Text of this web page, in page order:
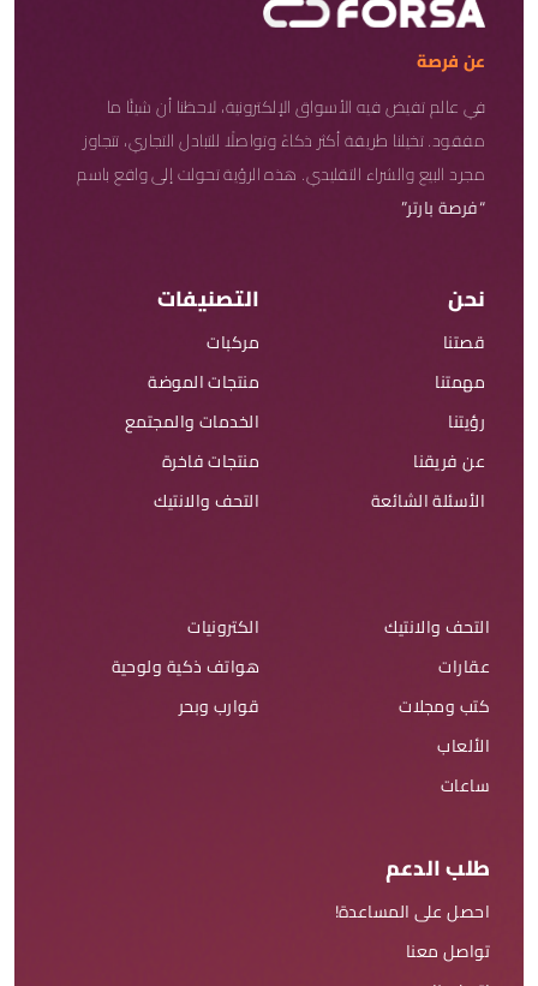
عن فرصة
في عالم تفيض فيه الأسواق الإلكترونية، لاحظنا أن شيئًا ما
مفقود. تخيلنا طريقة أكثر ذكاءً وتواصلًا للتبادل التجاري، تتجاوز
مجرد البيع والشراء التقليدي. هذه الرؤية تحولت إلى واقع باسم
“فرصة بارتر”
نحن
قصتنا
مهمتنا
رؤيتنا
عن فريقنا
الأسئلة الشائعة
التصنيفات
مركبات
منتجات الموضة
الخدمات والمجتمع
منتجات فاخرة
التحف والانتيك
التحف والانتيك
عقارات
كتب ومجلات
الألعاب
ساعات
الكترونيات
هواتف ذكية ولوحية
قوارب وبحر
طلب الدعم
احصل على المساعدة!
تواصل معنا